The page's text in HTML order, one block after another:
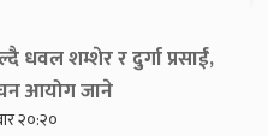
धवल शम्शेर र दुर्गा प्रसाईं,
आयोग जाने
२०:२०